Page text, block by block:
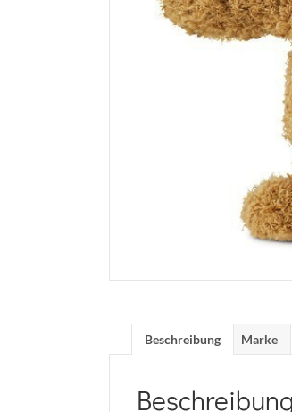
Beschreibung Marke
Beschreibung